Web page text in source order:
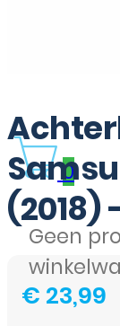
0
Geen
(2018)
€ 23,99